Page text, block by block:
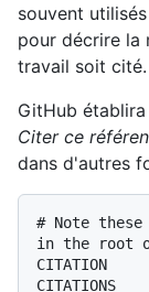
souvent
pour décrire la
travail soit cité.
GitHub
Citer ce
dans d'autres
# Note
in the root
CITATION
CITATIONS